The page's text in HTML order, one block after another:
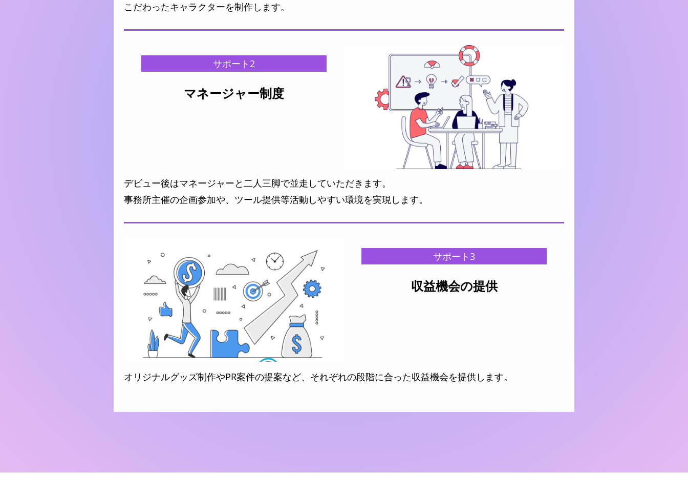
こだわったキャラクターを制作します。
サポート2
マネージャー制度
デビュー後はマネージャーと二人三脚で並走していただきます。
事務所主催の企画参加や、ツール提供等活動しやすい環境を実現します。
サポート3
収益機会の提供
オリジナルグッズ制作やPR案件の提案など、それぞれの段階に合った収益機会を提供します。